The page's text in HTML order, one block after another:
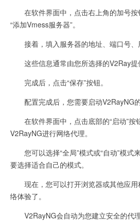
在软件界面中，点击右上角的加号按
“添加Vmess服务器”。
接着，填入服务器的地址、端口号、
这些信息通常由您所选择的V2Ray提
完成后，点击“保存”按钮。
配置完成后，您需要启动V2RayNG的
在软件界面中，点击底部的“启动”按
V2RayNG进行网络代理。
您可以选择“全局”模式或“自动”模式
要选择适合自己的模式。
现在，您可以打开浏览器或其他应用
络体验了。
V2RayNG会自动为您建立安全的代